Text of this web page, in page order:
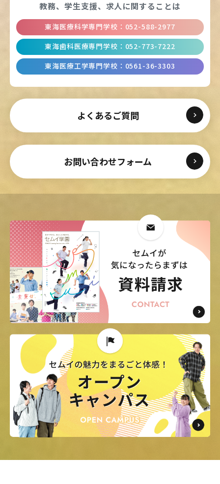
よくあるご質問
お問い合わせフォーム
教務、学生支援、 求人に関することは
東海医療科学専門学校 ： 052-588-2977
東海歯科医療専門学校 ： 052-773-7222
東海医療工学専門学校 ： 0561-36-3303